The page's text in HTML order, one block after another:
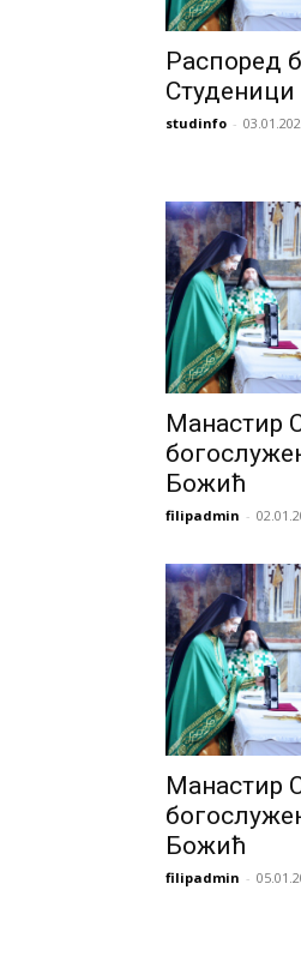
Распоред
Студеници
studinfo -
Манастир
Божић
filipadmin -
Манастир
Божић
filipadmin -